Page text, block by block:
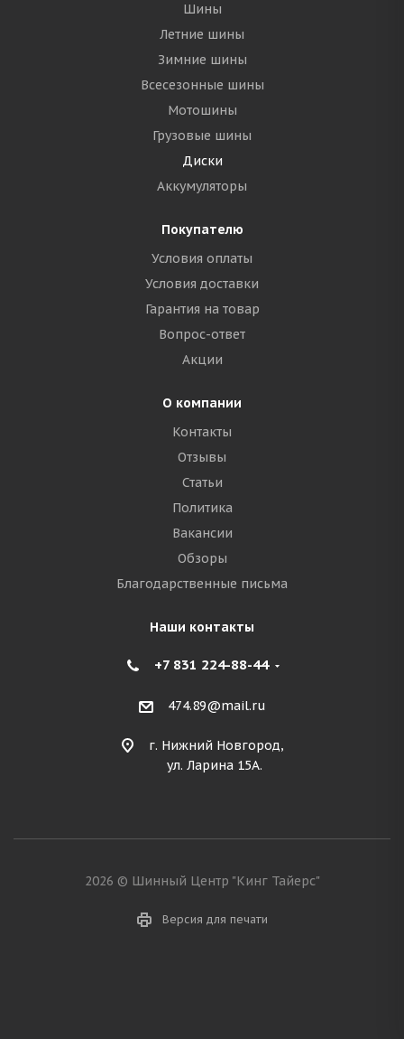
Шины
Летние шины
Зимние шины
Всесезонные шины
Мотошины
Грузовые шины
Диски
Аккумуляторы
Покупателю
Условия оплаты
Условия доставки
Гарантия на товар
Вопрос-ответ
Акции
О компании
Контакты
Отзывы
Статьи
Политика
Вакансии
Обзоры
Благодарственные письма
Наши контакты
+7 831 224-88-44
474.89@mail.ru
г. Нижний Новгород,
ул. Ларина 15А.
2026 © Шинный Центр "Кинг Тайерс"
Версия для печати